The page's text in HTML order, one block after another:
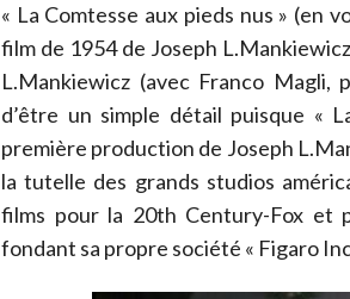
« La Comtesse aux pieds nus » (en
film de 1954 de Joseph
L.Mankiewicz (avec Franco
d’être un simple détail puisque «
première production de Joseph
la tutelle des grands studios
films pour la 20th Century-Fox et
fondant sa propre société « Figaro